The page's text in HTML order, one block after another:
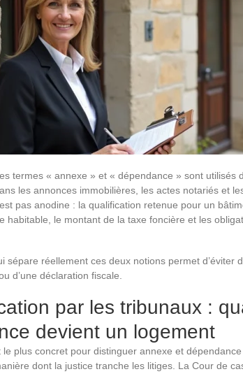
termes « annexe » et « dépendance » sont utilisés
les annonces immobilières, les actes notariés et
pas anodine : la qualification retenue pour un
habitable, le montant de la taxe foncière et les
sépare réellement ces deux notions permet d’éviter
d’une déclaration fiscale.
par les tribunaux :
devient un logement
plus concret pour distinguer annexe et dépendance
dont la justice tranche les litiges. La Cour de